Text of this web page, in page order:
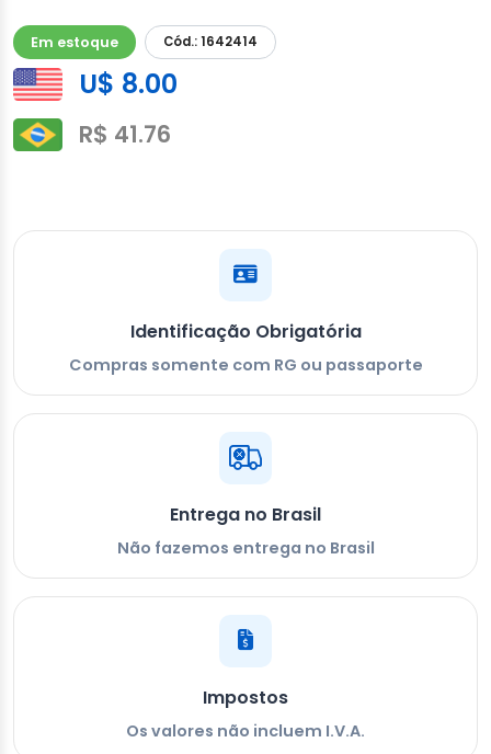
Em estoque Cód.: 1642414
U$ 8.00
R$ 41.76
Identificação Obrigatória
Compras somente com RG ou passaporte
Entrega no Brasil
Não fazemos entrega no Brasil
Impostos
Os valores não incluem I.V.A.